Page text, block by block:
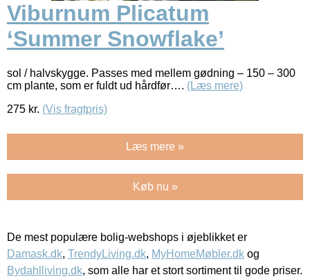
Viburnum Plicatum
‘Summer Snowflake’
sol / halvskygge. Passes med mellem gødning – 150 – 300
cm plante, som er fuldt ud hårdfør…. (Læs mere)
275 kr. (Vis fragtpris)
Læs mere »
Køb nu »
De mest populære bolig-webshops i øjeblikket er
Damask.dk, TrendyLiving.dk, MyHomeMøbler.dk og
Bydahlliving.dk, som alle har et stort sortiment til gode priser.